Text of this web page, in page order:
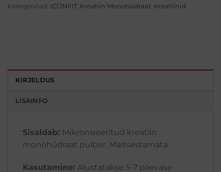
Kategooriad: ICONFIT Kreatiin Monohüdraat Kreatiinid
KIRJELDUS
LISAINFO
Sisaldab: Mikroniseeritud kreatiin
monohüdraat pulber. Maitsestamata.
Kasutamine: Alustatakse 5-7 päevase